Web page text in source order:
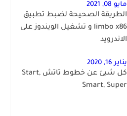
مايو 08, 2021
الطريقة الصحيحة لضبط تطبيق
limbo x86 و تشغيل الويندوز على
الاندرويد
يناير 16, 2020
كل شيئ عن خطوط تاتش Start,
Smart, Super